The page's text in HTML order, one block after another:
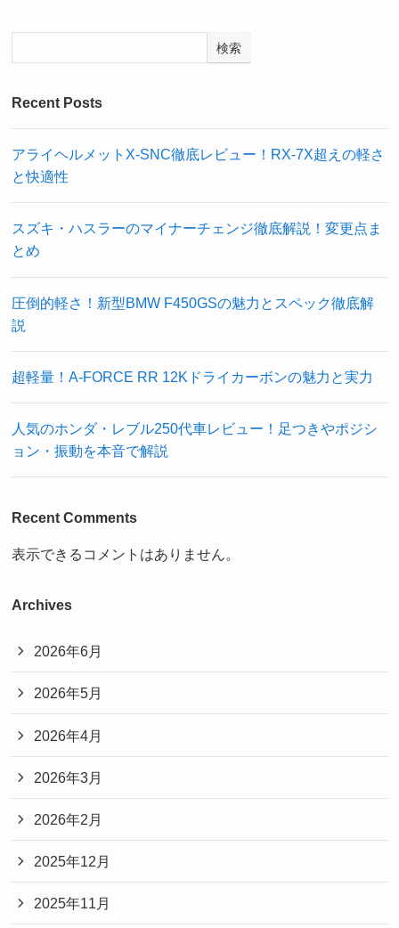
検索
Recent Posts
アライヘルメットX-SNC徹底レビュー！RX-7X超えの軽さ
と快適性
スズキ・ハスラーのマイナーチェンジ徹底解説！変更点ま
とめ
圧倒的軽さ！新型BMW F450GSの魅力とスペック徹底解
説
超軽量！A-FORCE RR 12Kドライカーボンの魅力と実力
人気のホンダ・レブル250代車レビュー！足つきやポジシ
ョン・振動を本音で解説
Recent Comments
表示できるコメントはありません。
Archives
2026年6月
2026年5月
2026年4月
2026年3月
2026年2月
2025年12月
2025年11月